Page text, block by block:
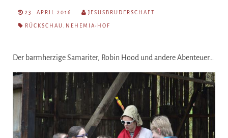
23. APRIL 2016 JESUSBRUDERSCHAFT
RÜCKSCHAU NEHEMIA-HOF
Der barmherzige Samariter, Robin Hood und andere Abenteuer…